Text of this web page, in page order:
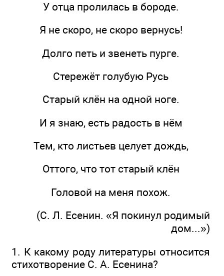
У отца пролилась в бороде.
Я не скоро, не скоро вернусь!
Долго петь и звенеть пурге.
Стережёт голубую Русь
Старый клён на одной ноге.
И я знаю, есть радость в нём
Тем, кто листьев целует дождь,
Оттого, что тот старый клён
Головой на меня похож.
(С. Л. Есенин. «Я покинул родимый
дом...»)
1. К какому роду литературы относится
стихотворение С. А. Есенина?